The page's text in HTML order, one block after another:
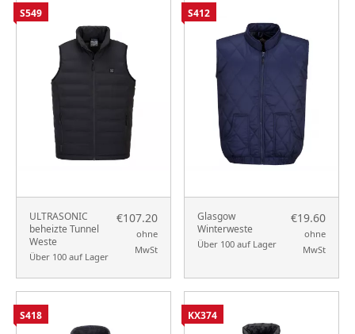
ULTRASONIC
beheizte Tunnel
Weste
Über 100 auf Lager
€107.20
ohne
MwSt
S549
Glasgow
Winterweste
Über 100 auf Lager
€19.60
ohne
MwSt
S412
S418 KX374